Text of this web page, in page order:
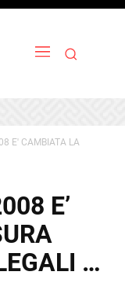
E' CAMBIATA LA
E’
…